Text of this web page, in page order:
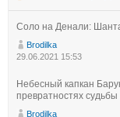
Соло на Денали:
Brodilka
29.06.2021 15:53
Небесный капкан
превратностях судьбы
Brodilka